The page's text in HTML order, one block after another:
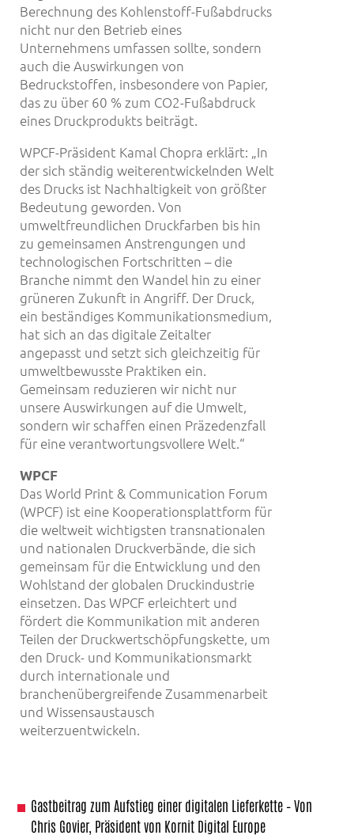
Berechnung des Kohlenstoff-Fußabdrucks
nicht nur den Betrieb eines
Unternehmens umfassen sollte, sondern
auch die Auswirkungen von
Bedruckstoffen, insbesondere von Papier,
das zu über 60 % zum CO2-Fußabdruck
eines Druckprodukts beiträgt.
WPCF-Präsident Kamal Chopra erklärt: „In
der sich ständig weiterentwickelnden Welt
des Drucks ist Nachhaltigkeit von größter
Bedeutung geworden. Von
umweltfreundlichen Druckfarben bis hin
zu gemeinsamen Anstrengungen und
technologischen Fortschritten – die
Branche nimmt den Wandel hin zu einer
grüneren Zukunft in Angriff. Der Druck,
ein beständiges Kommunikationsmedium,
hat sich an das digitale Zeitalter
angepasst und setzt sich gleichzeitig für
umweltbewusste Praktiken ein.
Gemeinsam reduzieren wir nicht nur
unsere Auswirkungen auf die Umwelt,
sondern wir schaffen einen Präzedenzfall
für eine verantwortungsvollere Welt.“
WPCF
Das World Print & Communication Forum
(WPCF) ist eine Kooperationsplattform für
die weltweit wichtigsten transnationalen
und nationalen Druckverbände, die sich
gemeinsam für die Entwicklung und den
Wohlstand der globalen Druckindustrie
einsetzen. Das WPCF erleichtert und
fördert die Kommunikation mit anderen
Teilen der Druckwertschöpfungskette, um
den Druck- und Kommunikationsmarkt
durch internationale und
branchenübergreifende Zusammenarbeit
und Wissensaustausch
weiterzuentwickeln.
Gastbeitrag zum Aufstieg einer digitalen Lieferkette – Von
Chris Govier, Präsident von Kornit Digital Europe